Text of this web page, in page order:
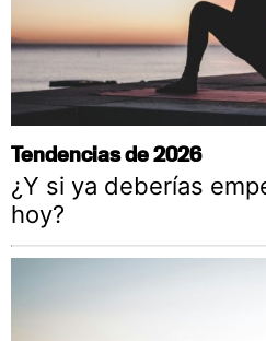
Tendencias de 2026
¿Y si ya deberías
hoy?